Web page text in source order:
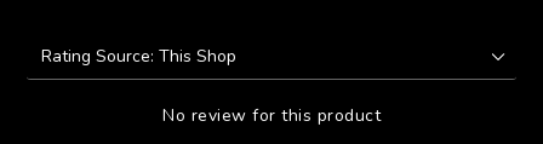
No review for this product